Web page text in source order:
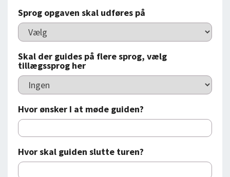
Sprog opgaven skal udføres på
Skal der guides på flere sprog, vælg
tillægssprog her
Hvor ønsker I at møde guiden?
Hvor skal guiden slutte turen?